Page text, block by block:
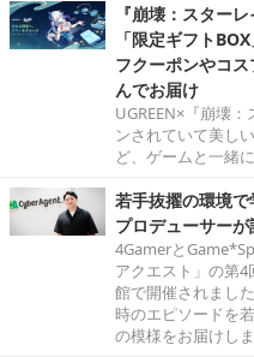
『崩壊：スター
「限定ギフト
フクーポンやコ
んでお届け
UGREEN×『崩壊
ンされていて美し
ど、ゲームと一緒
若手抜擢の環境
プロデューサー
4Gamerと
アクエスト」の第
館で開催されまし
時のエピソードを
の模様をお届けしま